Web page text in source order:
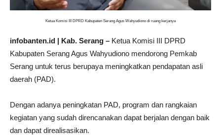
Ketua Komisi III DPRD Kabupaten Serang Agus Wahyudiono di ruang kerjanya
infobanten.id | Kab. Serang – Ketua Komisi III DPRD
Kabupaten Serang Agus Wahyudiono mendorong Pemkab
Serang untuk terus berupaya meningkatkan pendapatan asli
daerah (PAD).
Dengan adanya peningkatan PAD, program dan rangkaian
kegiatan yang sudah direncanakan dapat berjalan dengan baik
dan dapat direalisasikan.